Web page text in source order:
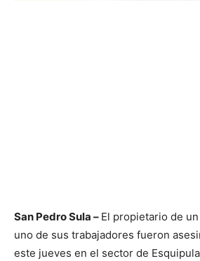
San Pedro Sula – El propietario de
uno de sus trabajadores fueron
este jueves en el sector de